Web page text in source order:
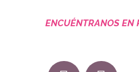
ENCUÉNTRANOS EN